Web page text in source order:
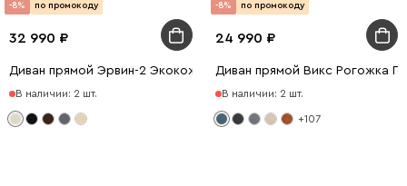
-8% по промокоду
32 990
Диван прямой Эрвин-2 Экокожа Молочный
В наличии: 2 шт.
-8% по промокоду
24 990
Диван прямой Викс Рогожка
В наличии: 2 шт.
+107